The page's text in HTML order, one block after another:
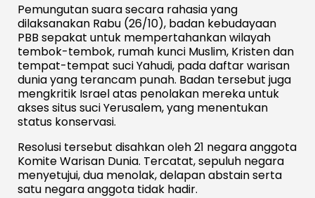
Pemungutan suara secara rahasia yang
dilaksanakan Rabu (26/10), badan kebudayaan
PBB sepakat untuk mempertahankan wilayah
tembok-tembok, rumah kunci Muslim, Kristen dan
tempat-tempat suci Yahudi, pada daftar warisan
dunia yang terancam punah. Badan tersebut juga
mengkritik Israel atas penolakan mereka untuk
akses situs suci Yerusalem, yang menentukan
status konservasi.
Resolusi tersebut disahkan oleh 21 negara anggota
Komite Warisan Dunia. Tercatat, sepuluh negara
menyetujui, dua menolak, delapan abstain serta
satu negara anggota tidak hadir.